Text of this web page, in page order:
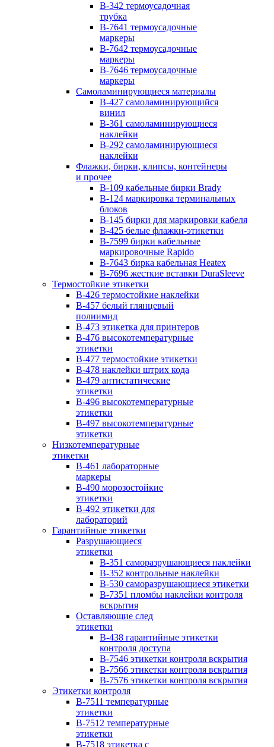
B-342 термоусадочная
трубка
B-7641 термоусадочные
маркеры
B-7642 термоусадочные
маркеры
B-7646 термоусадочные
маркеры
Самоламинирующиеся материалы
B-427 самоламинирующийся
винил
B-361 cамоламинирующиеся
наклейки
B-292 самоламинирующиеся
наклейки
Флажки, бирки, клипсы, контейнеры
и прочее
B-109 кабельные бирки Brady
B-124 маркировка терминальных
блоков
B-145 бирки для маркировки кабеля
B-425 белые флажки-этикетки
B-7599 бирки кабельные
маркировочные Rapido
B-7643 бирка кабельная Heatex
B-7696 жесткие вставки DuraSleeve
Термостойкие этикетки
B-426 термостойкие наклейки
B-457 белый глянцевый
полиимид
B-473 этикетка для принтеров
B-476 высокотемпературные
этикетки
B-477 термостойкие этикетки
B-478 наклейки штрих кода
B-479 антистатические
этикетки
B-496 высокотемпературные
этикетки
B-497 высокотемпературные
этикетки
Низкотемпературные
этикетки
B-461 лабораторные
маркеры
B-490 морозостойкие
этикетки
B-492 этикетки для
лабораторий
Гарантийные этикетки
Разрушающиеся
этикетки
B-351 саморазрушающиеся наклейки
B-352 контрольные наклейки
B-530 саморазрушающиеся этикетки
B-7351 пломбы наклейки контроля
вскрытия
Оставляющие след
этикетки
B-438 гарантийные этикетки
контроля доступа
B-7546 этикетки контроля вскрытия
B-7566 этикетки контроля вскрытия
B-7576 этикетки контроля вскрытия
Этикетки контроля
B-7511 температурные
этикетки
B-7512 температурные
этикетки
B-7518 этикетка с